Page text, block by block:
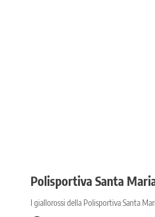
Polisportiva Santa
I giallorossi della Polisportiva Santa